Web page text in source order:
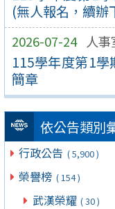
(無人報名，續辦
2026-07-24 人事
115學年度第1
簡章
依公告類別
行政公告 ( 5,900 )
榮譽榜 ( 154 )
武漢榮耀 ( 30 )